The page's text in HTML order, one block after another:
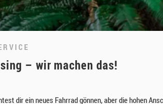
– wir machen das!
dir ein neues Fahrrad gönnen, aber die hohen